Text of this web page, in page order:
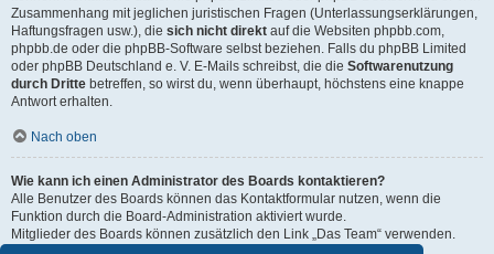
Zusammenhang mit jeglichen juristischen Fragen (Unterlassungserklärungen,
Haftungsfragen usw.), die sich nicht direkt auf die Websiten phpbb.com,
phpbb.de oder die phpBB-Software selbst beziehen. Falls du phpBB Limited
oder phpBB Deutschland e. V. E-Mails schreibst, die die Softwarenutzung
durch Dritte betreffen, so wirst du, wenn überhaupt, höchstens eine knappe
Antwort erhalten.
Nach oben
Wie kann ich einen Administrator des Boards kontaktieren?
Alle Benutzer des Boards können das Kontaktformular nutzen, wenn die
Funktion durch die Board-Administration aktiviert wurde.
Mitglieder des Boards können zusätzlich den Link „Das Team“ verwenden.